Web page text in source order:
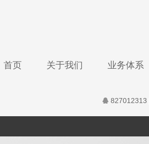
首页 关于我们 业务体系
827012313